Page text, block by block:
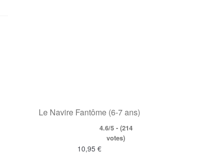
Le Navire Fantôme (6-7 ans)
4.6/5 - (214
votes)
10,95€